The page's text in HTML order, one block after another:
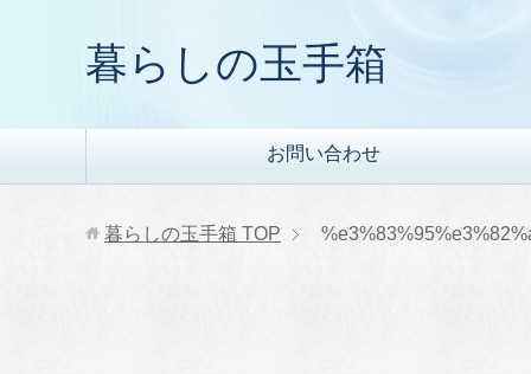
暮らしの玉手箱
お問い合わせ
暮らしの玉手箱 TOP